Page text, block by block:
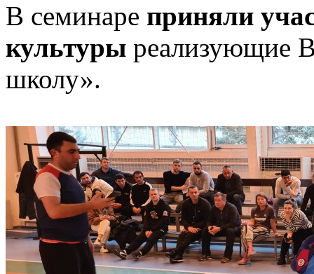
В семинаре приняли
культуры реализующие
школу».